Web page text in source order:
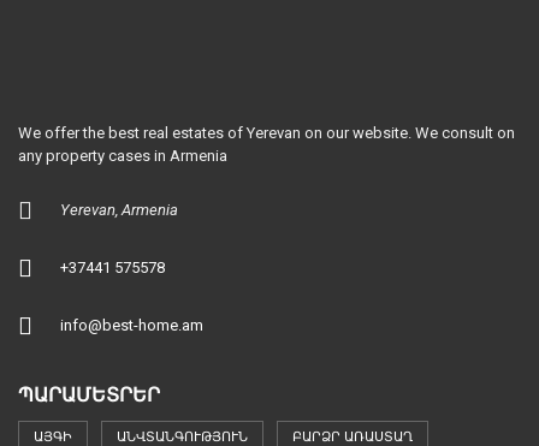
We offer the best real estates of Yerevan on our website. We consult on
any property cases in Armenia
Yerevan, Armenia
+37441 575578
info@best-home.am
ՊԱՐԱՄԵՏՐԵՐ
ԱՅԳԻ ԱՆՎՏԱՆԳՈՒԹՅՈՒՆ ԲԱՐՁՐ ԱՌԱՍՏԱՂ